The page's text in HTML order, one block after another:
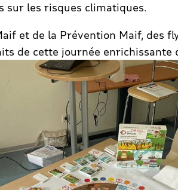
sur les risques climatiques.
et de la Prévention Maif, des
de cette journée enrichissante